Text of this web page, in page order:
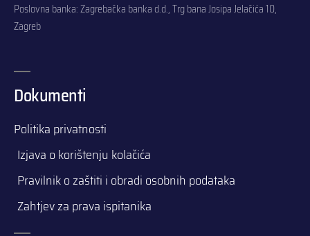
Poslovna banka: Zagrebačka banka d.d., Trg bana Josipa Jelačića 10,
Zagreb
Dokumenti
Politika privatnosti
Izjava o korištenju kolačića
Pravilnik o zaštiti i obradi osobnih podataka
Zahtjev za prava ispitanika